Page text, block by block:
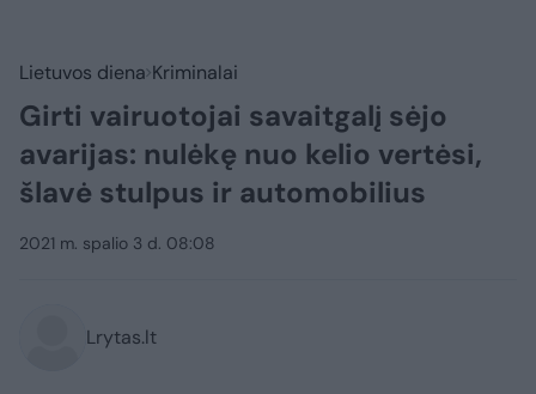
Lietuvos diena Kriminalai
Girti vairuotojai savaitgalį sėjo
avarijas: nulėkę nuo kelio vertėsi,
šlavė stulpus ir automobilius
2021 m. spalio 3 d. 08:08
Lrytas.lt